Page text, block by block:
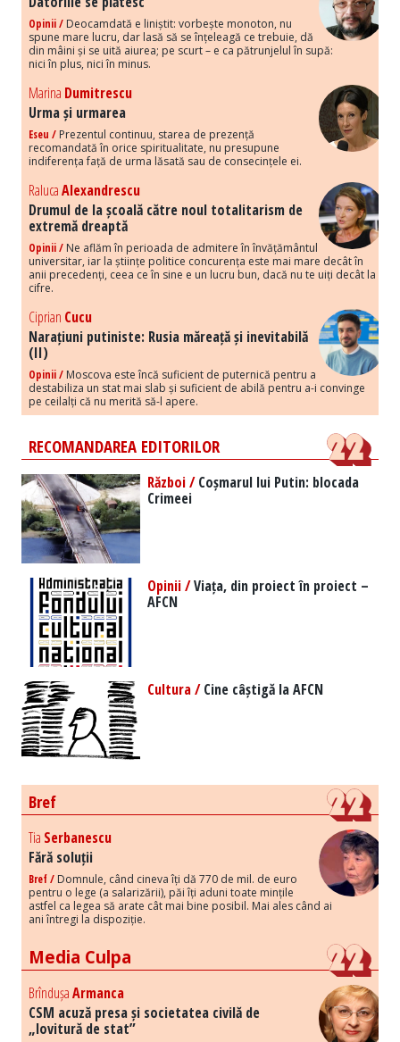
Opinii / Deocamdată e liniștit: vorbește monoton, nu
spune mare lucru, dar lasă să se înțeleagă ce trebuie, dă
din mâini și se uită aiurea; pe scurt – e ca pătrunjelul în supă:
nici în plus, nici în minus.
Marina Dumitrescu
Urma și urmarea
Eseu / Prezentul continuu, starea de prezență
recomandată în orice spiritualitate, nu presupune
indiferența față de urma lăsată sau de consecințele ei.
RalucaAlexandrescu
Drumul de la școală către noul totalitarism de
extremă dreaptă
Opinii / Ne aflăm în perioada de admitere în învățământul
universitar, iar la științe politice concurența este mai mare decât în
anii precedenți, ceea ce în sine e un lucru bun, dacă nu te uiți decât la
cifre.
Ciprian Cucu
Narațiuni putiniste: Rusia măreață și inevitabilă
(II)
Opinii / Moscova este încă suficient de puternică pentru a
destabiliza un stat mai slab și suficient de abilă pentru a-i convinge
pe ceilalți că nu merită să-l apere.
RECOMANDAREA EDITORILOR
Război /Coșmarul lui Putin: blocada
Crimeei
Opinii /Viața, din proiect în proiect –
AFCN
Cultura /Cine câștigă la AFCN
Bref
Tia Serbanescu
Fără soluții
Bref / Domnule, când cineva îți dă 770 de mil. de euro
pentru o lege (a salarizării), păi îți aduni toate mințile
astfel ca legea să arate cât mai bine posibil. Mai ales când ai
ani întregi la dispoziție.
Media Culpa
BrîndușaArmanca
CSM acuză presa și societatea civilă de
„lovitură de stat”